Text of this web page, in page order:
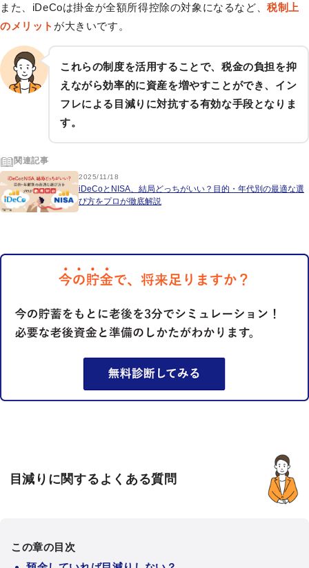
また、iDeCoは掛金が全額所得控除の対象になるなど、税制上
のメリット が大きいです。
これらの制度を活用することで、税金の負担を抑
えながら効率的に資産を増やすことができ、イン
フレによる目減りに対抗する有効な手段となりま
す。
関連記事
2025/11/18
iDeCoとNISA、結局どっちがいい？目的・年代別の最適な選
び方をプロが徹底解説
目減りに関するよくある質問
この章の目次